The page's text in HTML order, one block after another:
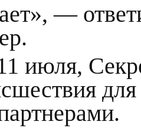
—
июля,